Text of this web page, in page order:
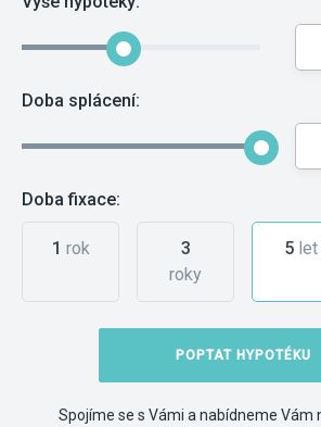
Doba splácení:
Doba fixace:
1 rok
3
roky
5let
POPTAT HYPOTÉKU
Spojíme se s Vámi a nabídneme Vám